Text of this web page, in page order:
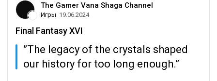
The Gamer Vana Shaga Channel
Игры 19.06.2024
Final Fantasy XVI
”The legacy of the crystals shaped
our history for too long enough.”